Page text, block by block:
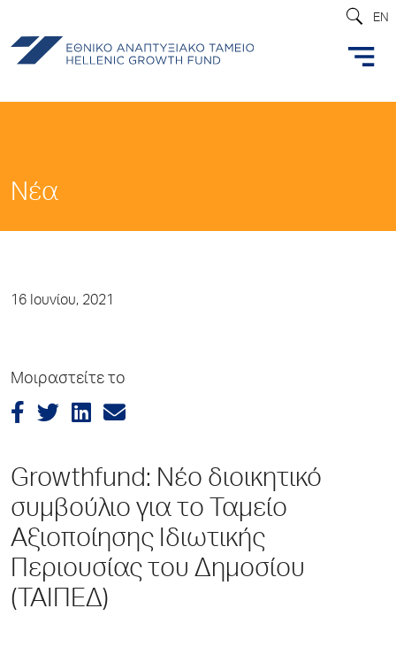
EN
Νέα
16 Ιουνίου, 2021
Μοιραστείτε το
Growthfund: Νέο διοικητικό
συμβούλιο για το Ταμείο
Αξιοποίησης Ιδιωτικής
Περιουσίας του Δημοσίου
(ΤΑΙΠΕΔ)